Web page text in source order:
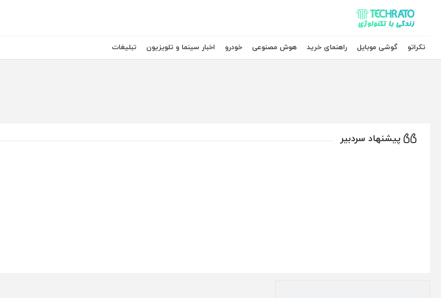
تکراتو – زندگی با تکنولوژی
تکراتو گوشی موبایل راهنمای خرید هوش مصنوعی خودرو اخبار سینما و تلویزیون تبلیغات
پیشنهاد سردبیر